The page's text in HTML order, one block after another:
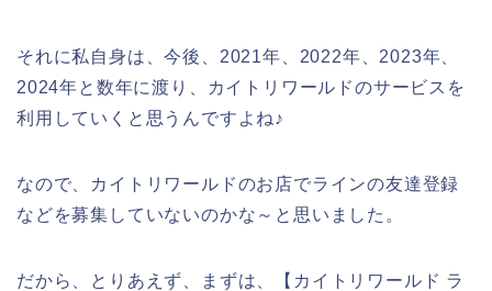
それに私自身は、今後、2021年、2022年、2023年、
2024年と数年に渡り、カイトリワールドのサービスを
利用していくと思うんですよね♪
なので、カイトリワールドのお店でラインの友達登録
などを募集していないのかな～と思いました。
だから、とりあえず、まずは、【カイトリワールド ラ